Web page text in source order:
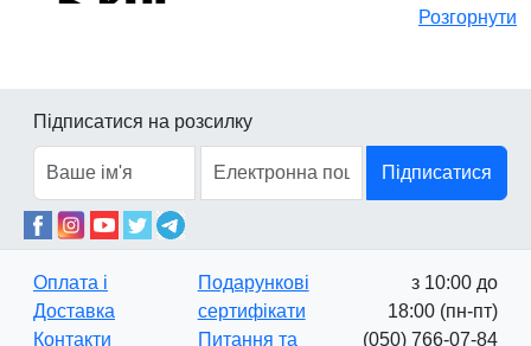
році - це були броньовані машини
перший російський броненосець Петро Великий, який
змінив безліч кораблів російсько-японської війни, ВМФ
СРСР і іноземних держав, з 1866 по наші дні.
Розмір і якість виготовлення деталей моделі визначають
виконується в двох варіантах: повному і до ватерлінії,
який стоїть на 15-30% дешевше (є можливість трохи
Розгорнути
Підписатися на розсилку
Підписатися
Оплата і
Доставка
Контакти
Подарункові
сертифікати
Питання та
з 10:00 до
18:00 (пн-пт)
(050) 766-07-84